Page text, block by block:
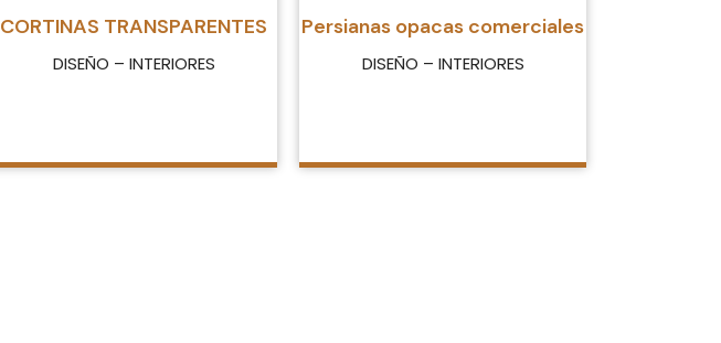
CORTINAS TRANSPARENTES
DISEÑO – INTERIORES
Persianas opacas comerciales
DISEÑO – INTERIORES